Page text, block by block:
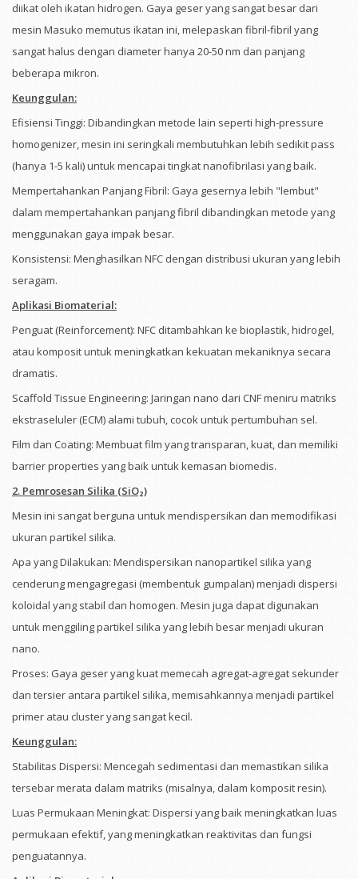
diikat oleh ikatan hidrogen. Gaya geser yang sangat besar dari
mesin Masuko memutus ikatan ini, melepaskan fibril-fibril yang
sangat halus dengan diameter hanya 20-50 nm dan panjang
beberapa mikron.
Keunggulan:
Efisiensi Tinggi: Dibandingkan metode lain seperti high-pressure
homogenizer, mesin ini seringkali membutuhkan lebih sedikit pass
(hanya 1-5 kali) untuk mencapai tingkat nanofibrilasi yang baik.
Mempertahankan Panjang Fibril: Gaya gesernya lebih "lembut"
dalam mempertahankan panjang fibril dibandingkan metode yang
menggunakan gaya impak besar.
Konsistensi: Menghasilkan NFC dengan distribusi ukuran yang lebih
seragam.
Aplikasi Biomaterial:
Penguat (Reinforcement): NFC ditambahkan ke bioplastik, hidrogel,
atau komposit untuk meningkatkan kekuatan mekaniknya secara
dramatis.
Scaffold Tissue Engineering: Jaringan nano dari CNF meniru matriks
ekstraseluler (ECM) alami tubuh, cocok untuk pertumbuhan sel.
Film dan Coating: Membuat film yang transparan, kuat, dan memiliki
barrier properties yang baik untuk kemasan biomedis.
2. Pemrosesan Silika (SiO₂)
Mesin ini sangat berguna untuk mendispersikan dan memodifikasi
ukuran partikel silika.
Apa yang Dilakukan: Mendispersikan nanopartikel silika yang
cenderung mengagregasi (membentuk gumpalan) menjadi dispersi
koloidal yang stabil dan homogen. Mesin juga dapat digunakan
untuk menggiling partikel silika yang lebih besar menjadi ukuran
nano.
Proses: Gaya geser yang kuat memecah agregat-agregat sekunder
dan tersier antara partikel silika, memisahkannya menjadi partikel
primer atau cluster yang sangat kecil.
Keunggulan:
Stabilitas Dispersi: Mencegah sedimentasi dan memastikan silika
tersebar merata dalam matriks (misalnya, dalam komposit resin).
Luas Permukaan Meningkat: Dispersi yang baik meningkatkan luas
permukaan efektif, yang meningkatkan reaktivitas dan fungsi
penguatannya.